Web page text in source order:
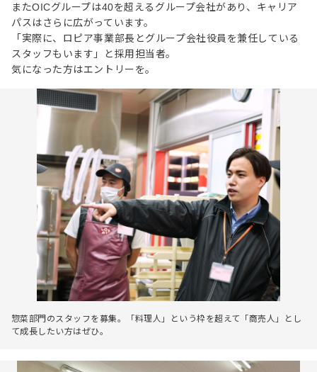
またOICグループは40を超えるグループ会社があり、キャリア
パスはさらに広がっています。
「実際に、ロピア事業部長とグループ会社役員を兼任している
スタッフもいます」と採用担当者。
気になった方はエントリーを。
惣菜部門のスタッフを募集。「料理人」という枠を超えて「商売人」とし
て成長したい方はぜひ。